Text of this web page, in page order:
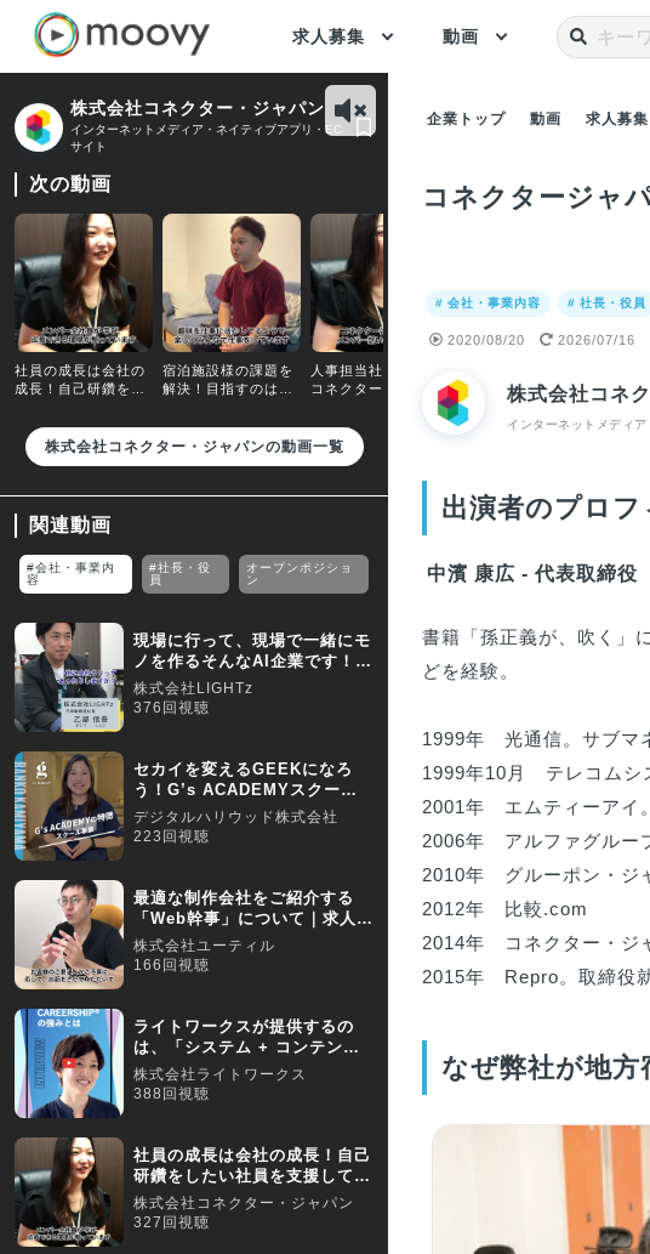
求人募集 動画
株式会社コネクター・ジャパン
インターネットメディア・ネイティブアプリ・EC
サイト
次の動画
社員の成長は会社の
成長！自己研鑽をし
います／【採用動
画】
宿泊施設様の課題を
解決！目指すのは、
大化／【採用動画】
人事担当社員が語る
コネクタージャパン
画】
一面（一番良いとこ
ろで噛んでしまっ
た…）／【採用動
社長
ビジ
【採
株式会社コネクター・ジャパンの動画一覧
関連動画
#会社・事業内
容
#社長・役
員
オープンポジショ
ン
現場に行って、現場で一緒にモ
ノを作るそんなAI企業です！
【採用動画】
株式会社LIGHTz
376回視聴
セカイを変えるGEEKになろ
う！G’s ACADEMYスクール
事業の特徴を紹介
デジタルハリウッド株式会社
223回視聴
最適な制作会社をご紹介する
「Web幹事」について｜求人動
画インタビュー
株式会社ユーティル
166回視聴
ライトワークスが提供するの
は、「システム + コンテンツ
+ サービス」です
株式会社ライトワークス
388回視聴
社員の成長は会社の成長！自己
研鑽をしたい社員を支援してい
ます／【採用動画】
株式会社コネクター・ジャパン
327回視聴
企業トップ 動画 求人募集
コネクタージャ
# 会社・事業内容 # 社長・役員
2020/08/20 2026/07/16
株式会社コネ
インターネットメディ
出演者のプロフ
中濱 康広 - 代表取締役
書籍「孫正義が、吹く」
どを経験。
1999年　光通信。サブマ
1999年10月　テレコム
2001年　エムティーアイ
2006年　アルファグルー
2010年　グルーポン・ジ
2012年　比較.com
2014年　コネクター・ジ
2015年　Repro。取締役
なぜ弊社が地